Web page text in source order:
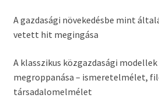
A gazdasági növekedésbe mint
vetett hit megingása
A klasszikus közgazdasági
megroppanása – ismeretelmélet,
társadalomelmélet